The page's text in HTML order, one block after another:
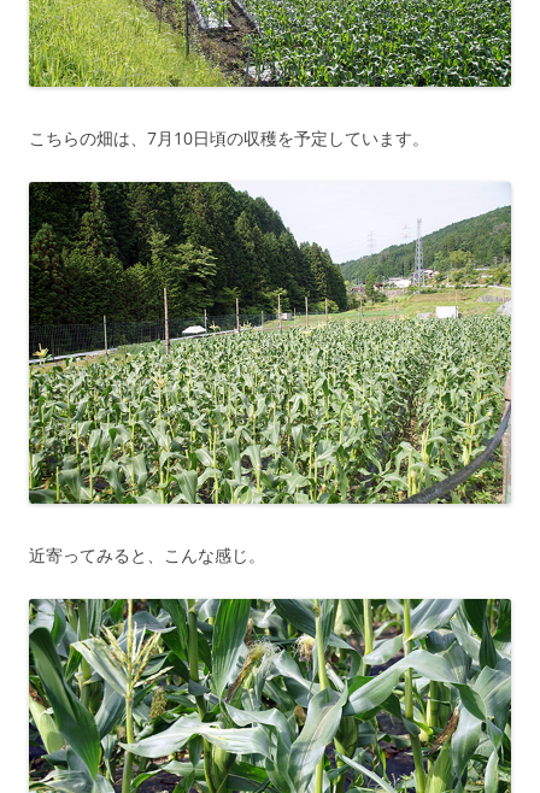
こちらの畑は、7月10日頃の収穫を予定しています。
近寄ってみると、こんな感じ。